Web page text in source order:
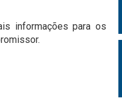
informações para os